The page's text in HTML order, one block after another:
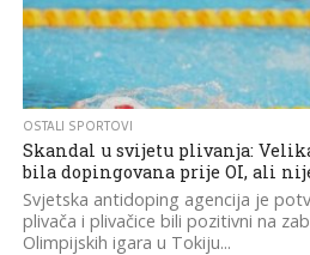
OSTALI SPORTOVI
Skandal u svijetu plivanja:
bila dopingovana prije OI, ali
Svjetska antidoping agencija je
plivača i plivačice bili pozitivni na
Olimpijskih igara u Tokiju...